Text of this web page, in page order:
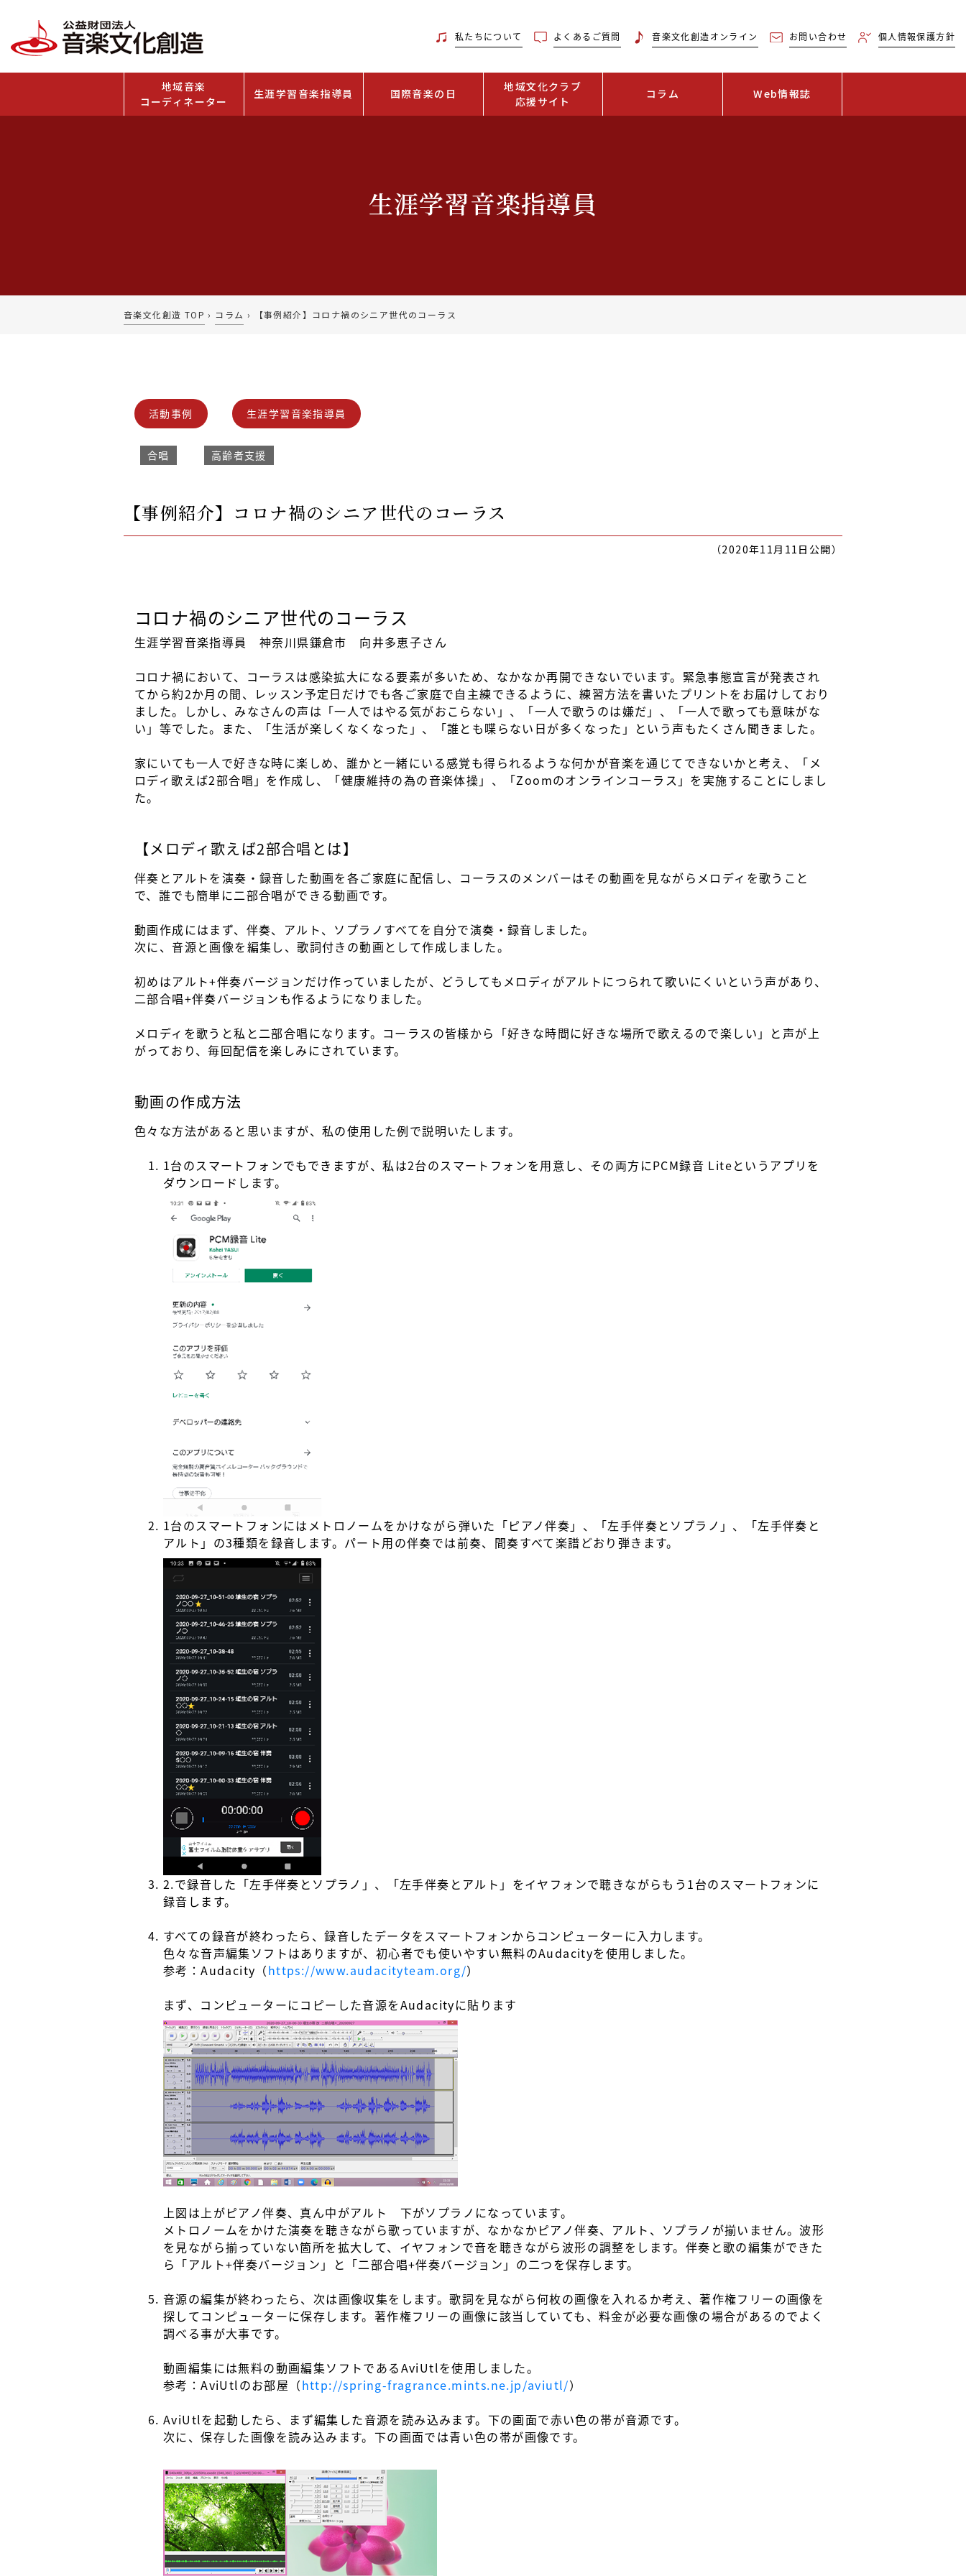
私たちについて よくあるご質問 音楽文化創造オンライン お問い合わせ 個人情報保護方針
地域音楽
コーディネーター
生涯学習音楽指導員 国際音楽の日
地域文化クラブ
応援サイト
コラム Web情報誌
生涯学習音楽指導員
音楽文化創造 TOP › コラム › 【事例紹介】コロナ禍のシニア世代のコーラス
活動事例 生涯学習音楽指導員
合唱 高齢者支援
【事例紹介】コロナ禍のシニア世代のコーラス
（2020年11月11日公開）
コロナ禍のシニア世代のコーラス
生涯学習音楽指導員 神奈川県鎌倉市 向井多恵子さん
コロナ禍において、コーラスは感染拡大になる要素が多いため、なかなか再開できないでいます。緊急事態宣言が発表され
てから約2か月の間、レッスン予定日だけでも各ご家庭で自主練できるように、練習方法を書いたプリントをお届けしており
ました。しかし、みなさんの声は「一人ではやる気がおこらない」、「一人で歌うのは嫌だ」、「一人で歌っても意味がな
い」等でした。また、「生活が楽しくなくなった」、「誰とも喋らない日が多くなった」という声もたくさん聞きました。
家にいても一人で好きな時に楽しめ、誰かと一緒にいる感覚も得られるような何かが音楽を通じてできないかと考え、「メ
ロディ歌えば2部合唱」を作成し、「健康維持の為の音楽体操」、「Zoomのオンラインコーラス」を実施することにしまし
た。
【メロディ歌えば2部合唱とは】
伴奏とアルトを演奏・録音した動画を各ご家庭に配信し、コーラスのメンバーはその動画を見ながらメロディを歌うこと
で、誰でも簡単に二部合唱ができる動画です。
動画作成にはまず、伴奏、アルト、ソプラノすべてを自分で演奏・録音しました。
次に、音源と画像を編集し、歌詞付きの動画として作成しました。
初めはアルト+伴奏バージョンだけ作っていましたが、どうしてもメロディがアルトにつられて歌いにくいという声があり、
二部合唱+伴奏バージョンも作るようになりました。
メロディを歌うと私と二部合唱になります。コーラスの皆様から「好きな時間に好きな場所で歌えるので楽しい」と声が上
がっており、毎回配信を楽しみにされています。
動画の作成方法
色々な方法があると思いますが、私の使用した例で説明いたします。
1台のスマートフォンでもできますが、私は2台のスマートフォンを用意し、その両方にPCM録音 Liteというアプリを
ダウンロードします。
1台のスマートフォンにはメトロノームをかけながら弾いた「ピアノ伴奏」、「左手伴奏とソプラノ」、「左手伴奏と
アルト」の3種類を録音します。パート用の伴奏では前奏、間奏すべて楽譜どおり弾きます。
2.で録音した「左手伴奏とソプラノ」、「左手伴奏とアルト」をイヤフォンで聴きながらもう1台のスマートフォンに
録音します。
すべての録音が終わったら、録音したデータをスマートフォンからコンピューターに入力します。
色々な音声編集ソフトはありますが、初心者でも使いやすい無料のAudacityを使用しました。
参考：Audacity（https://www.audacityteam.org/）
まず、コンピューターにコピーした音源をAudacityに貼ります
上図は上がピアノ伴奏、真ん中がアルト 下がソプラノになっています。
メトロノームをかけた演奏を聴きながら歌っていますが、なかなかピアノ伴奏、アルト、ソプラノが揃いません。波形
を見ながら揃っていない箇所を拡大して、イヤフォンで音を聴きながら波形の調整をします。伴奏と歌の編集ができた
ら「アルト+伴奏バージョン」と「二部合唱+伴奏バージョン」の二つを保存します。
音源の編集が終わったら、次は画像収集をします。歌詞を見ながら何枚の画像を入れるか考え、著作権フリーの画像を
探してコンピューターに保存します。著作権フリーの画像に該当していても、料金が必要な画像の場合があるのでよく
調べる事が大事です。
動画編集には無料の動画編集ソフトであるAviUtlを使用しました。
参考：AviUtlのお部屋（http://spring-fragrance.mints.ne.jp/aviutl/）
AviUtlを起動したら、まず編集した音源を読み込みます。下の画面で赤い色の帯が音源です。
次に、保存した画像を読み込みます。下の画面では青い色の帯が画像です。